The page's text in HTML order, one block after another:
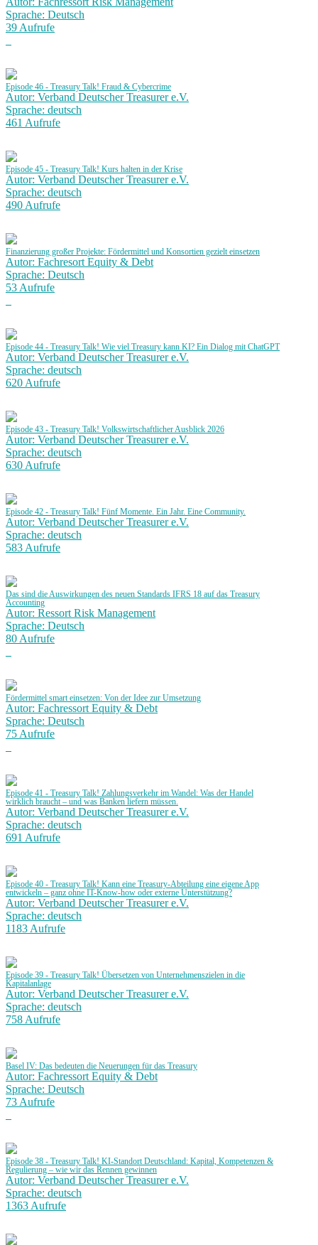
Sprache: Deutsch
39 Aufrufe
Episode 46 - Treasury Talk! Fraud & Cybercrime
Autor: Verband Deutscher Treasurer e.V.
Sprache: deutsch
461 Aufrufe
Episode 45 - Treasury Talk! Kurs halten in der Krise
Autor: Verband Deutscher Treasurer e.V.
Sprache: deutsch
490 Aufrufe
Finanzierung großer Projekte: Fördermittel und Konsortien gezielt einsetzen
Autor: Fachresort Equity & Debt
Sprache: Deutsch
53 Aufrufe
Episode 44 - Treasury Talk! Wie viel Treasury kann KI? Ein Dialog mit ChatGPT
Autor: Verband Deutscher Treasurer e.V.
Sprache: deutsch
620 Aufrufe
Episode 43 - Treasury Talk! Volkswirtschaftlicher Ausblick 2026
Autor: Verband Deutscher Treasurer e.V.
Sprache: deutsch
630 Aufrufe
Episode 42 - Treasury Talk! Fünf Momente. Ein Jahr. Eine Community.
Autor: Verband Deutscher Treasurer e.V.
Sprache: deutsch
583 Aufrufe
Das sind die Auswirkungen des neuen Standards IFRS 18 auf das Treasury
Accounting
Autor: Ressort Risk Management
Sprache: Deutsch
80 Aufrufe
Fördermittel smart einsetzen: Von der Idee zur Umsetzung
Autor: Fachressort Equity & Debt
Sprache: Deutsch
75 Aufrufe
Episode 41 - Treasury Talk! Zahlungsverkehr im Wandel: Was der Handel
wirklich braucht – und was Banken liefern müssen.
Autor: Verband Deutscher Treasurer e.V.
Sprache: deutsch
691 Aufrufe
Episode 40 - Treasury Talk! Kann eine Treasury-Abteilung eine eigene App
entwickeln – ganz ohne IT-Know-how oder externe Unterstützung?
Autor: Verband Deutscher Treasurer e.V.
Sprache: deutsch
1183 Aufrufe
Episode 39 - Treasury Talk! Übersetzen von Unternehmenszielen in die
Kapitalanlage
Autor: Verband Deutscher Treasurer e.V.
Sprache: deutsch
758 Aufrufe
Basel IV: Das bedeuten die Neuerungen für das Treasury
Autor: Fachressort Equity & Debt
Sprache: Deutsch
73 Aufrufe
Episode 38 - Treasury Talk! KI-Standort Deutschland: Kapital, Kompetenzen &
Regulierung – wie wir das Rennen gewinnen
Autor: Verband Deutscher Treasurer e.V.
Sprache: deutsch
1363 Aufrufe